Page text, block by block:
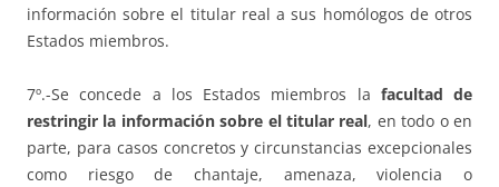
información sobre el titular real a sus homólogos de otros
Estados miembros.
7º.-Se concede a los Estados miembros la facultad de
restringir la información sobre el titular real, en todo o en
parte, para casos concretos y circunstancias excepcionales
como riesgo de chantaje, amenaza, violencia o